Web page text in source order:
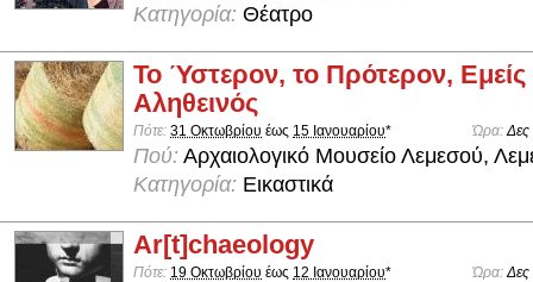
Κατηγορία: Θέατρο
Το Ύστερον, το Πρότερον,
Αληθεινός
Πότε: 31 Οκτωβρίου έως 15 Ιανουαρίου* Ώρα: Δες
Πού: Αρχαιολογικό Μουσείο Λεμεσού,
Κατηγορία: Εικαστικά
Ar[t]chaeology
Πότε: 19 Οκτωβρίου έως 12 Ιανουαρίου* Ώρα:Δες